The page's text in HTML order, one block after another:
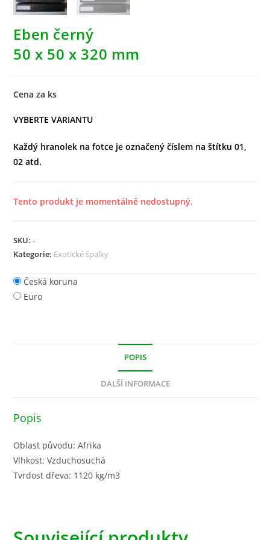
Eben černý
50 x 50 x 320 mm
Cena za ks
VYBERTE VARIANTU
Každý hranolek na fotce je označený číslem na štítku 01,
02 atd.
Tento produkt je momentálně nedostupný.
SKU:-
Kategorie: Exotické špalky
Česká koruna
Euro
POPIS
DALŠÍ INFORMACE
Popis
Oblast původu: Afrika
Vlhkost: Vzduchosuchá
Tvrdost dřeva: 1120 kg/m3